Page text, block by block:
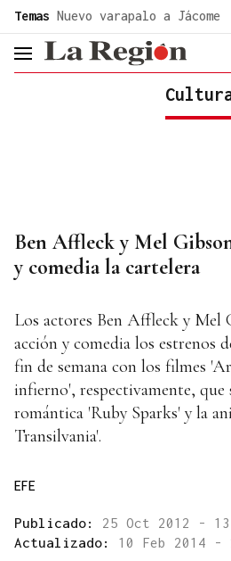
Temas Nuevo varapalo a Jácome
header.menu.open
Ben Affleck y Mel
y comedia la cartelera
Los actores Ben Affleck y Mel
acción y comedia los estrenos
fin de semana con los filmes
infierno', respectivamente, que
romántica 'Ruby Sparks' y la
Transilvania'.
EFE
Publicado: 25 Oct 2012 -
Actualizado: 10 Feb 2014 -